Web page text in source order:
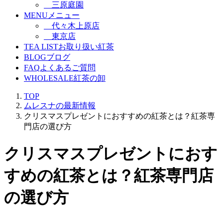
三原庭園
MENUメニュー
代々木上原店
東京店
TEA LISTお取り扱い紅茶
BLOGブログ
FAQよくあるご質問
WHOLESALE紅茶の卸
TOP
ムレスナの最新情報
クリスマスプレゼントにおすすめの紅茶とは？紅茶専
門店の選び方
クリスマスプレゼントにおす
すめの紅茶とは？紅茶専門店
の選び方